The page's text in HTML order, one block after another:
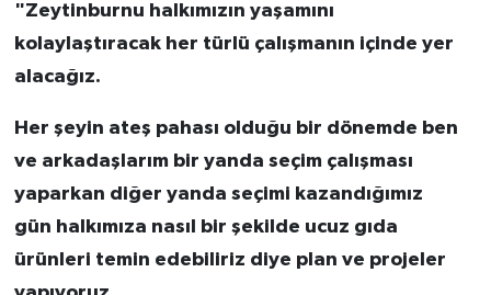
"Zeytinburnu halkımızın yaşamını
kolaylaştıracak her türlü çalışmanın içinde yer
alacağız.
Her şeyin ateş pahası olduğu bir dönemde ben
ve arkadaşlarım bir yanda seçim çalışması
yaparkan diğer yanda seçimi kazandığımız
gün halkımıza nasıl bir şekilde ucuz gıda
ürünleri temin edebiliriz diye plan ve projeler